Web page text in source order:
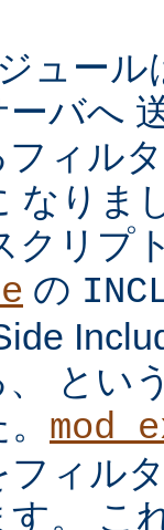
ュー
バへ
フィル
なりま
クリプ
の
とい
フィル
す。 こ